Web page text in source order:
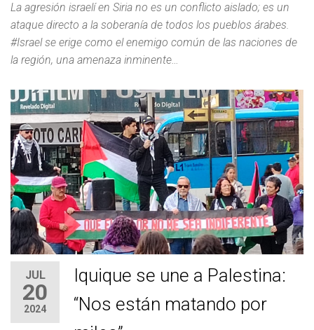
La agresión israelí en Siria no es un conflicto aislado; es un
ataque directo a la soberanía de todos los pueblos árabes.
#Israel se erige como el enemigo común de las naciones de
la región, una amenaza inminente…
JUL
20
2024
Iquique se une a Palestina:
“Nos están matando por